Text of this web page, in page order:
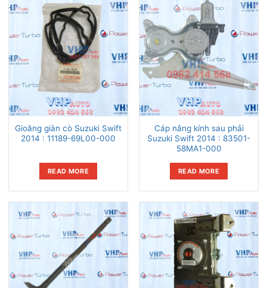
Gioăng giàn cò Suzuki Swift
2014 : 11189-69L00-000
READ MORE
Cáp nâng kính sau phải
Suzuki Swift 2014 : 83501-
58MA1-000
READ MORE